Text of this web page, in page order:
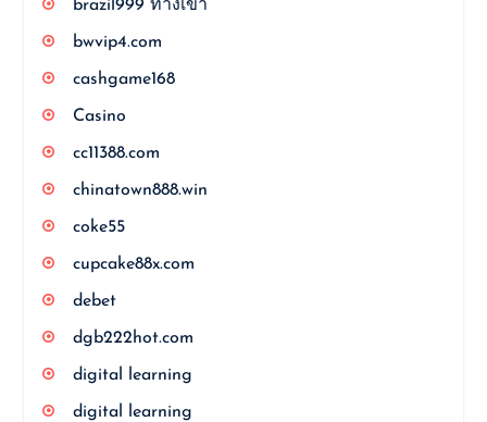
brazil999 ทางเข้า
bwvip4.com
cashgame168
Casino
cc11388.com
chinatown888.win
coke55
cupcake88x.com
debet
dgb222hot.com
digital learning
digital learning